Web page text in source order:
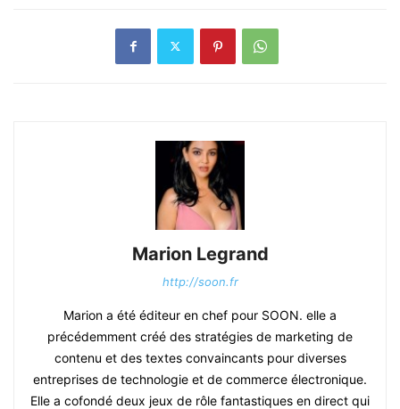
Marion Legrand
http://soon.fr
Marion a été éditeur en chef pour SOON. elle a
précédemment créé des stratégies de marketing de
contenu et des textes convaincants pour diverses
entreprises de technologie et de commerce électronique.
Elle a cofondé deux jeux de rôle fantastiques en direct qui